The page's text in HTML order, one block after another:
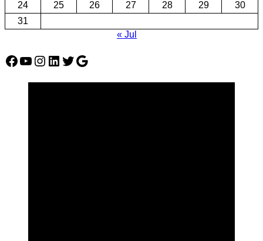
24 25 26 27 28 29
30
31
« Jul
Facebook
YouTube
Instagram
LinkedIn
Twitter
Google